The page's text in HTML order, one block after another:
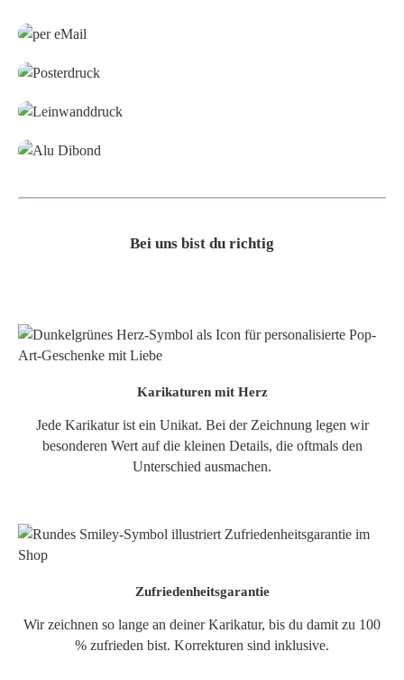
Bei uns bist du richtig
Karikaturen mit Herz
Jede Karikatur ist ein Unikat. Bei der Zeichnung legen wir
besonderen Wert auf die kleinen Details, die oftmals den
Unterschied ausmachen.
Zufriedenheitsgarantie
Wir zeichnen so lange an deiner Karikatur, bis du damit zu 100
% zufrieden bist. Korrekturen sind inklusive.